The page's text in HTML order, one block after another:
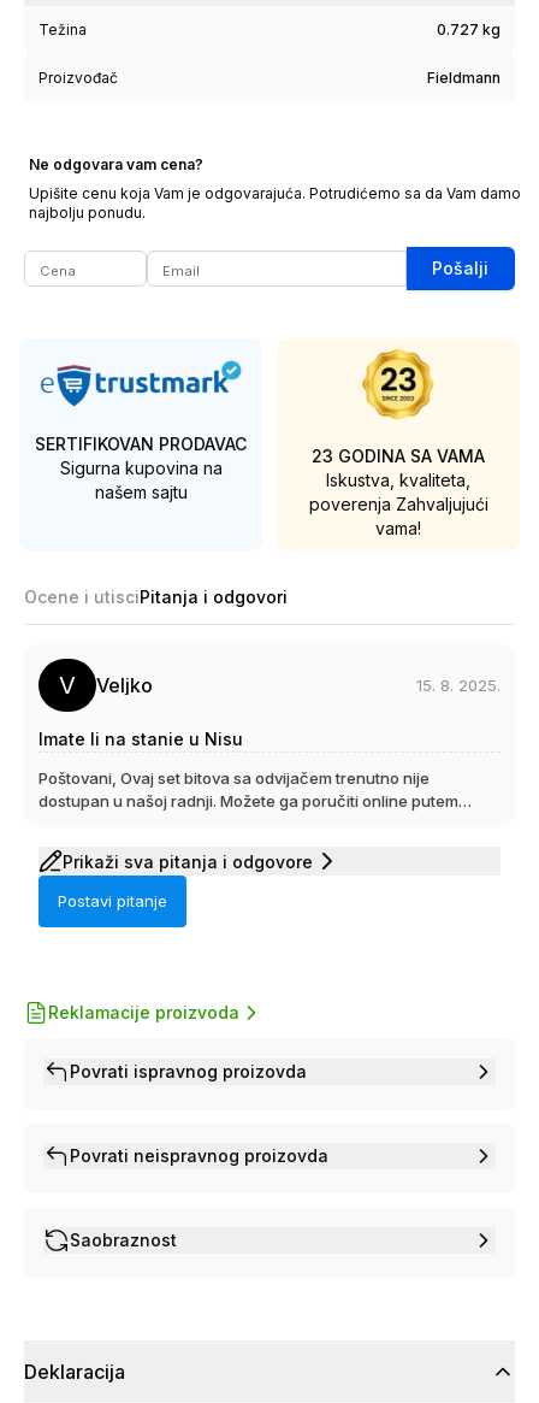
Težina 0.727 kg
Proizvođač Fieldmann
Ne odgovara vam cena?
Upišite cenu koja Vam je odgovarajuća. Potrudićemo sa da Vam damo
najbolju ponudu.
Pošalji
SERTIFIKOVAN PRODAVAC
Sigurna kupovina na
našem sajtu
23 GODINA SA VAMA
Iskustva, kvaliteta,
poverenja Zahvaljujući
vama!
Ocene i utisciPitanja i odgovori
V Veljko 15. 8. 2025.
Imate li na stanie u Nisu
Poštovani, Ovaj set bitova sa odvijačem trenutno nije
dostupan u našoj radnji. Možete ga poručiti online putem
Postavi pitanje
Prikaži sva pitanja i odgovore
Reklamacije proizvoda
Povrati ispravnog proizovda
Povrati neispravnog proizovda
Saobraznost
Deklaracija